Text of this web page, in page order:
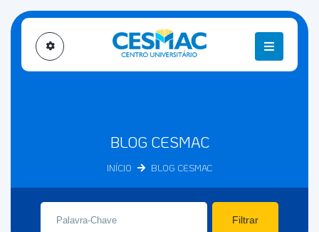
BLOG CESMAC
INÍCIO BLOG CESMAC
Filtrar